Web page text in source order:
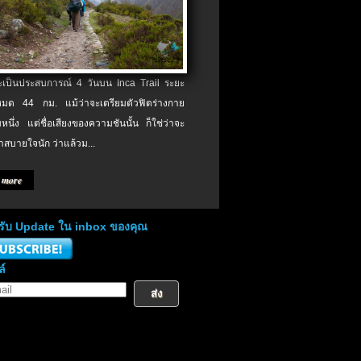
เป็นประสบการณ์ 4 วันบน Inca Trail ระยะ
มด 44 กม. แม้ว่าจะเตรียมตัวฟิตร่างกาย
หนึ่ง แต่ชื่อเสียงของความชันนั้น ก็ใช่ว่าจะ
สบายใจนัก ว่าแล้วม...
บ Update ใน inbox ของคุณ
ส่ง